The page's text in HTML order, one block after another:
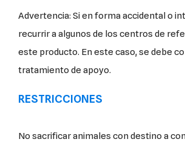
Advertencia: Si en forma accidental o intencional una persona se inyecta el producto
recurrir a algunos de los centros de
este producto. En este caso, se debe controlar el sistema cardiovascular y realizar
tratamiento de apoyo.
RESTRICCIONES
No sacrificar animales con destino a